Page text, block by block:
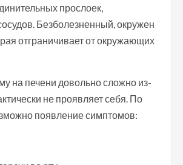
прослоек,
Безболезненный, окружен
отграничивает от окружающих
на печени довольно сложно из-
не проявляет себя. По
появление симптомов: